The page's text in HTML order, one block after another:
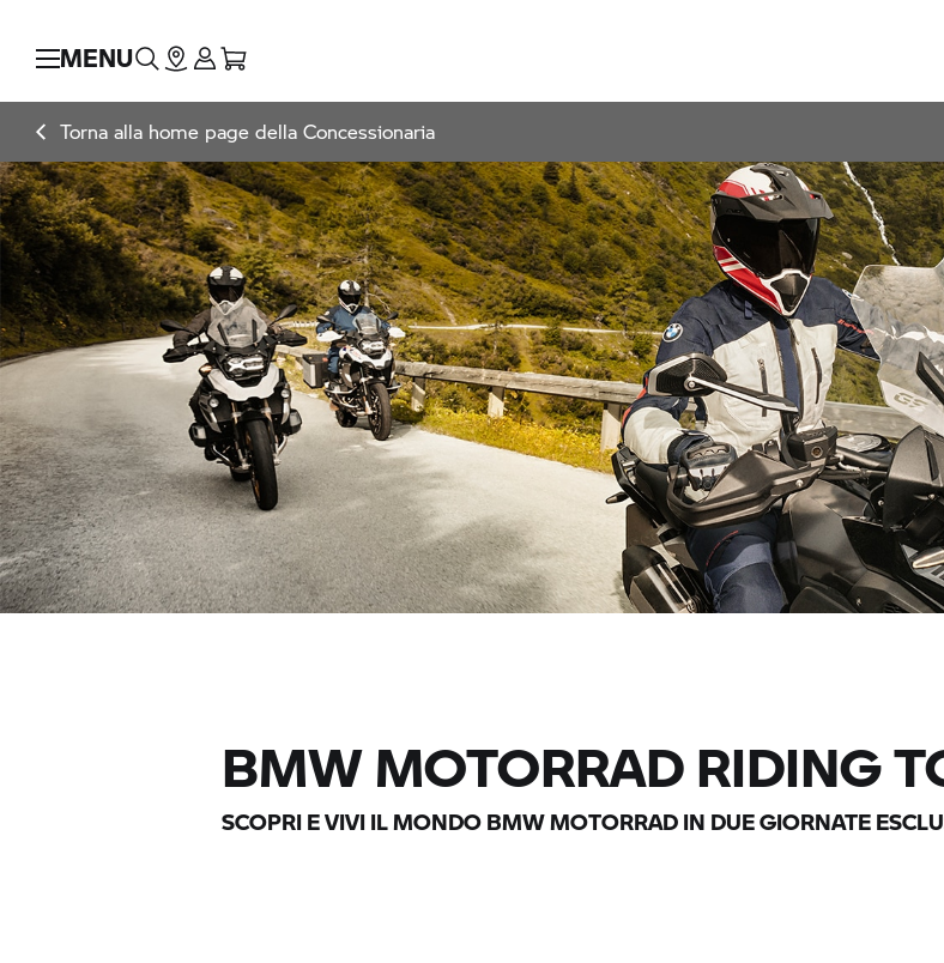
MENU
Torna alla home page della Concessionaria
BMW MOTORRADRIDING
SCOPRI E VIVI IL MONDOBMW MOTORRADIN DUE GIORNATE